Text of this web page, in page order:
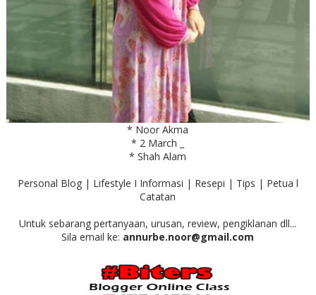
* Noor Akma
* 2 March _
* Shah Alam
Personal Blog | Lifestyle I Informasi | Resepi | Tips | Petua l
Catatan
Untuk sebarang pertanyaan, urusan, review, pengiklanan dll...
Sila email ke: annurbe.noor@gmail.com